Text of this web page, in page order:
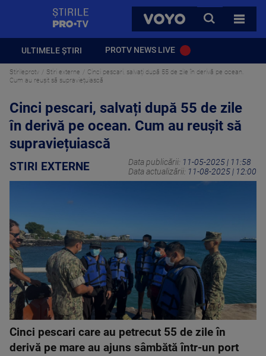
VOYO
CAUTA
TOATE
ULTIMELE ȘTIRI PROTV NEWS LIVE
Stirileprotv Stiri externe
Cinci pescari, salvați după 55 de zile în derivă pe ocean.
Cum au reușit să supraviețuiască
Cinci pescari, salvați după 55 de zile
în derivă pe ocean. Cum au reușit să
supraviețuiască
STIRI EXTERNE Data publicării: 11-05-2025 | 11:58
Data actualizării: 11-08-2025 | 12:00
Cinci pescari care au petrecut 55 de zile în
derivă pe mare au ajuns sâmbătă într-un port